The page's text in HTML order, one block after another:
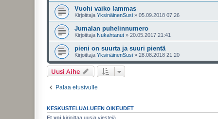
Vuohi vaiko lammas
Kirjoittaja YksinäinenSusi » 05.09.2018 07:26
Jumalan puhelinnumero
Kirjoittaja Nukahtanut » 20.05.2017 21:41
pieni on suurta ja suuri pientä
Kirjoittaja YksinäinenSusi » 28.08.2018 21:20
Uusi Aihe
Palaa etusivulle
KESKUSTELUALUEEN OIKEUDET
Et voi kirjoittaa uusia viestejä